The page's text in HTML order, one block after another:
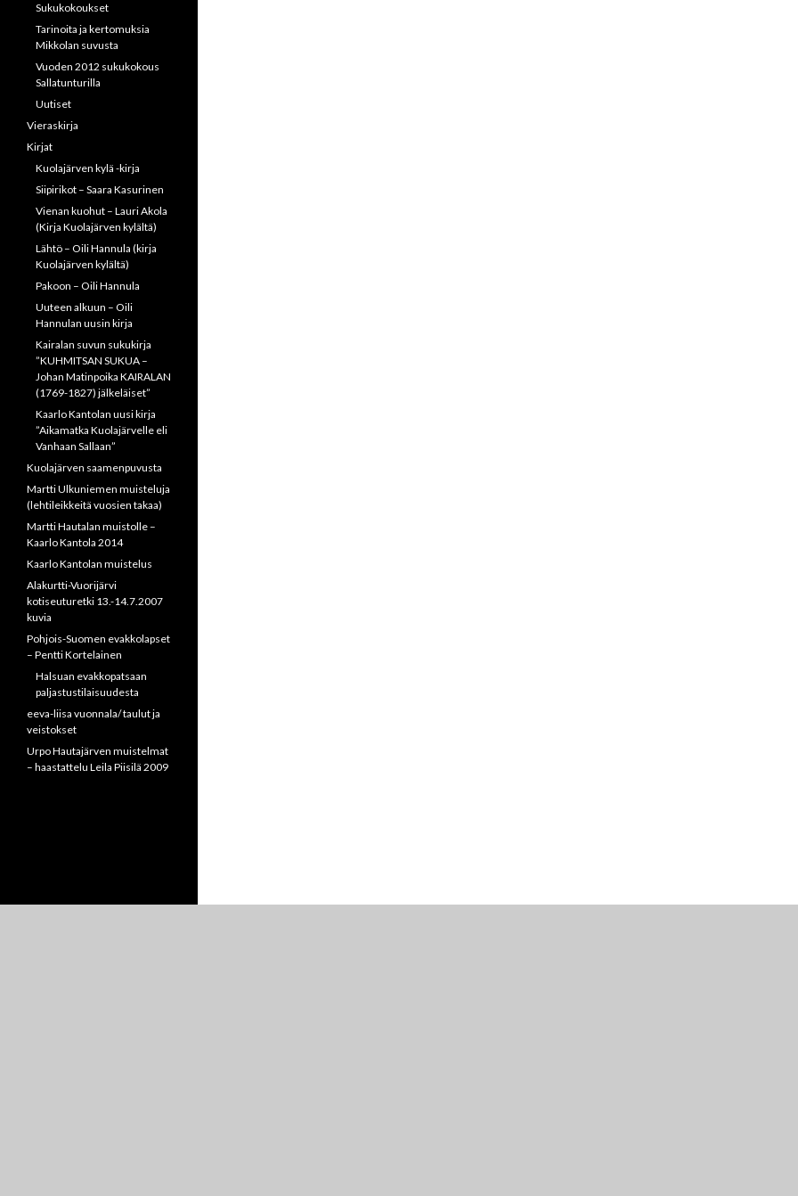
Sukukokoukset
Tarinoita ja kertomuksia
Mikkolan suvusta
Vuoden 2012 sukukokous
Sallatunturilla
Uutiset
Vieraskirja
Kirjat
Kuolajärven kylä -kirja
Siipirikot – Saara Kasurinen
Vienan kuohut – Lauri Akola
(Kirja Kuolajärven kylältä)
Lähtö – Oili Hannula (kirja
Kuolajärven kylältä)
Pakoon – Oili Hannula
Uuteen alkuun – Oili
Hannulan uusin kirja
Kairalan suvun sukukirja
”KUHMITSAN SUKUA –
Johan Matinpoika KAIRALAN
(1769-1827) jälkeläiset”
Kaarlo Kantolan uusi kirja
”Aikamatka Kuolajärvelle eli
Vanhaan Sallaan”
Kuolajärven saamenpuvusta
Martti Ulkuniemen muisteluja
(lehtileikkeitä vuosien takaa)
Martti Hautalan muistolle –
Kaarlo Kantola 2014
Kaarlo Kantolan muistelus
Alakurtti-Vuorijärvi
kotiseuturetki 13.-14.7.2007
kuvia
Pohjois-Suomen evakkolapset
– Pentti Kortelainen
Halsuan evakkopatsaan
paljastustilaisuudesta
eeva-liisa vuonnala/ taulut ja
veistokset
Urpo Hautajärven muistelmat
– haastattelu Leila Piisilä 2009